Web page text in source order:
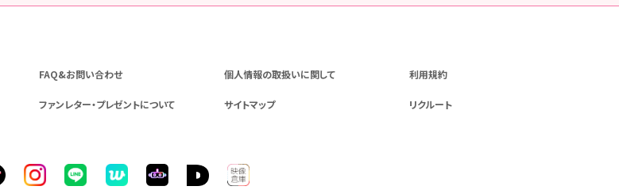
FAQ&お問い合わせ 個人情報の取扱いに関して 利用規約
ファンレター・プレゼントについて サイトマップ リクルート